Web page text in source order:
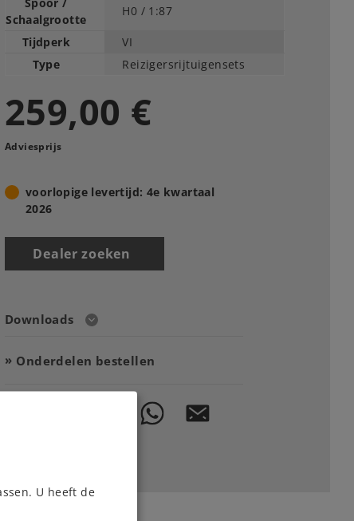
Schaalgrootte
H0 / 1:87
Tijdperk
VI
Type
Reizigersrijtuigensets
259,00 €
Adviesprijs
voorlopige levertijd: 4e kwartaal
2026
Dealer zoeken
Downloads
Onderdelen bestellen
U heeft de